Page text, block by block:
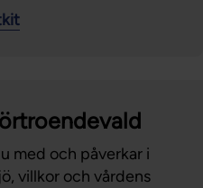
med och påverkar i
villkor och vårdens